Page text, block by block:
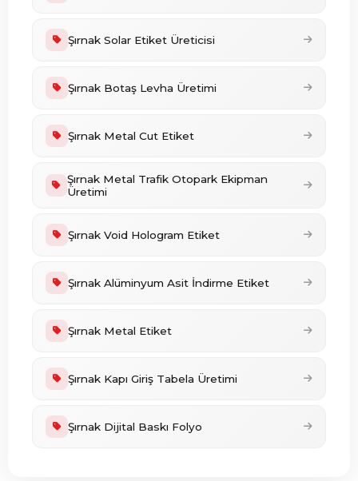
Şırnak Solar Etiket Üreticisi
Şırnak Botaş Levha Üretimi
Şırnak Metal Cut Etiket
Şırnak Metal Trafik Otopark Ekipman
Üretimi
Şırnak Void Hologram Etiket
Şırnak Alüminyum Asit İndirme Etiket
Şırnak Metal Etiket
Şırnak Kapı Giriş Tabela Üretimi
Şırnak Dijital Baskı Folyo